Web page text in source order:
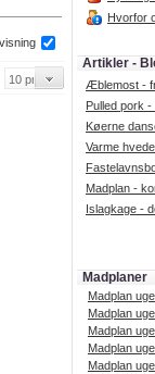
Hvorfor
Artikler -
Æblemost -
Pulled pork -
Køerne
Varme
Madplan -
Islagkage -
Madplaner
Madplan
Madplan
Madplan
Madplan
Madplan